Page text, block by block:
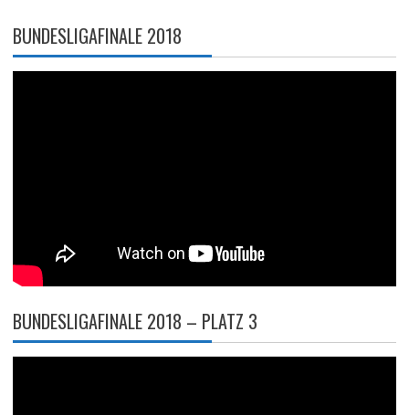
BUNDESLIGAFINALE 2018
BUNDESLIGAFINALE 2018 – PLATZ 3